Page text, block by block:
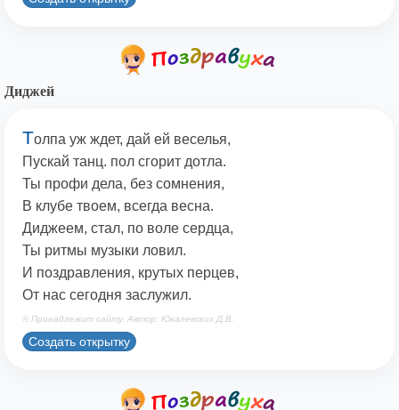
Диджей
Толпа уж ждет, дай ей веселья,
Пускай танц. пол сгорит дотла.
Ты профи дела, без сомнения,
В клубе твоем, всегда весна.
Диджеем, стал, по воле сердца,
Ты ритмы музыки ловил.
И поздравления, крутых перцев,
От нас сегодня заслужил.
© Принадлежит сайту. Автор: Юкалевских Д.В.
Создать открытку